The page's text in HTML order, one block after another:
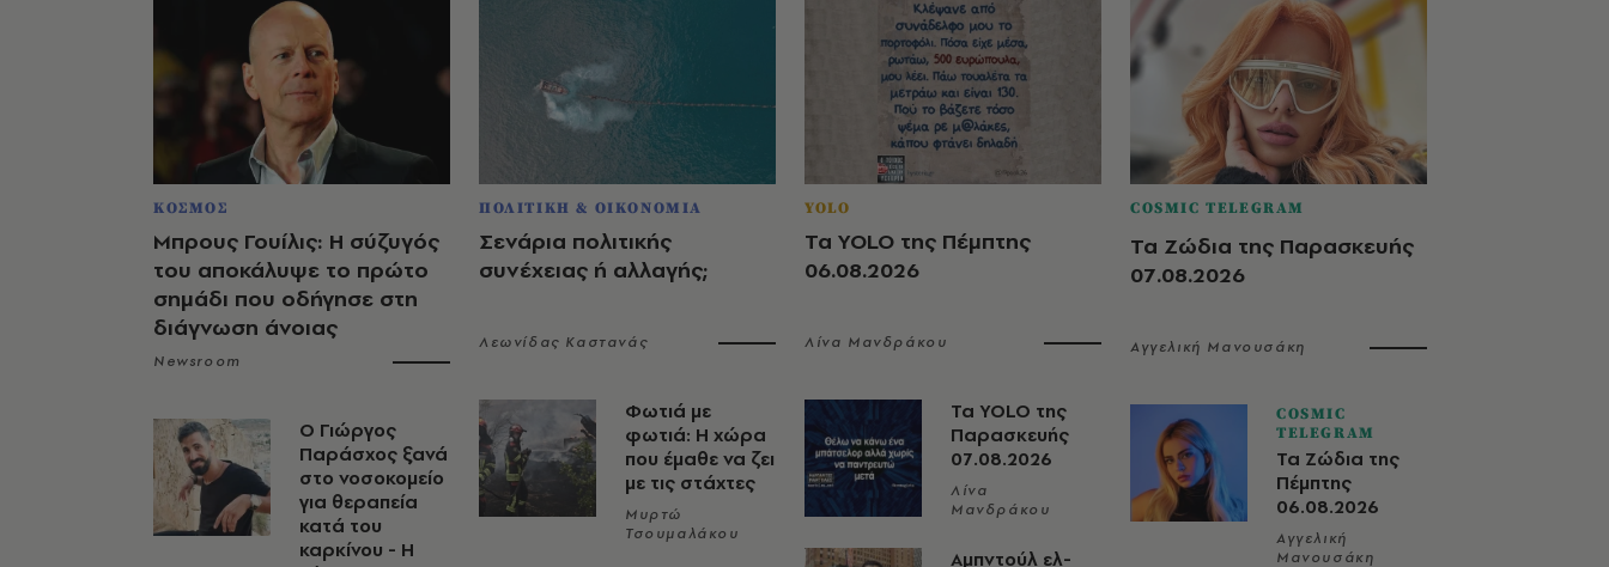
ΚΟΣΜΟΣ
Μπρους Γουίλις: Η σύζυγός
του αποκάλυψε το πρώτο
σημάδι που οδήγησε στη
διάγνωση άνοιας
Newsroom
O Γιώργος
Παράσχος ξανά
στο νοσοκομείο
για θεραπεία
κατά του
καρκίνου - Η
ΠΟΛΙΤΙΚΗ & ΟΙΚΟΝΟΜΙΑ
Σενάρια πολιτικής
συνέχειας ή αλλαγής;
Λεωνίδας Καστανάς
Φωτιά με
φωτιά: Η χώρα
που έμαθε να ζει
με τις στάχτες
Μυρτώ
Τσουμαλάκου
YOLO
Τα YOLO της Πέμπτης
06.08.2026
Λίνα Μανδράκου
Τα YOLO της
Παρασκευής
07.08.2026
Λίνα
Μανδράκου
Αμπντούλ ελ-
COSMIC TELEGRAM
Τα Ζώδια της Παρασκευής
07.08.2026
Αγγελική Μανουσάκη
COSMIC
TELEGRAM
Τα Ζώδια της
Πέμπτης
06.08.2026
Αγγελική
Μανουσάκη